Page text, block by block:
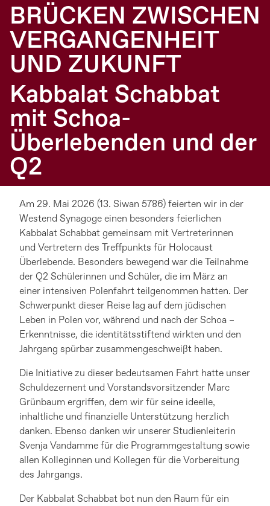
BRÜCKEN ZWISCHEN
VERGANGENHEIT
UND ZUKUNFT
Kabbalat Schabbat
mit Schoa-
Überlebenden und der
Q2
Am 29. Mai 2026 (13. Siwan 5786) feierten wir in der
Westend Synagoge einen besonders feierlichen
Kabbalat Schabbat gemeinsam mit Vertreterinnen
und Vertretern des Treffpunkts für Holocaust
Überlebende. Besonders bewegend war die Teilnahme
der Q2 Schülerinnen und Schüler, die im März an
einer intensiven Polenfahrt teilgenommen hatten. Der
Schwerpunkt dieser Reise lag auf dem jüdischen
Leben in Polen vor, während und nach der Schoa –
Erkenntnisse, die identitätsstiftend wirkten und den
Jahrgang spürbar zusammengeschweißt haben.
Die Initiative zu dieser bedeutsamen Fahrt hatte unser
Schuldezernent und Vorstandsvorsitzender Marc
Grünbaum ergriffen, dem wir für seine ideelle,
inhaltliche und finanzielle Unterstützung herzlich
danken. Ebenso danken wir unserer Studienleiterin
Svenja Vandamme für die Programmgestaltung sowie
allen Kolleginnen und Kollegen für die Vorbereitung
des Jahrgangs.
Der Kabbalat Schabbat bot nun den Raum für ein